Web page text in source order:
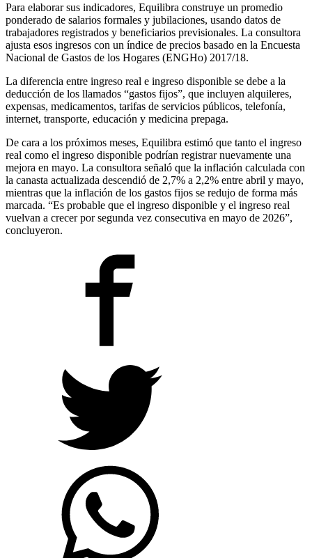
Para elaborar sus indicadores, Equilibra construye un promedio
ponderado de salarios formales y jubilaciones, usando datos de
trabajadores registrados y beneficiarios previsionales. La consultora
ajusta esos ingresos con un índice de precios basado en la Encuesta
Nacional de Gastos de los Hogares (ENGHo) 2017/18.
La diferencia entre ingreso real e ingreso disponible se debe a la
deducción de los llamados “gastos fijos”, que incluyen alquileres,
expensas, medicamentos, tarifas de servicios públicos, telefonía,
internet, transporte, educación y medicina prepaga.
De cara a los próximos meses, Equilibra estimó que tanto el ingreso
real como el ingreso disponible podrían registrar nuevamente una
mejora en mayo. La consultora señaló que la inflación calculada con
la canasta actualizada descendió de 2,7% a 2,2% entre abril y mayo,
mientras que la inflación de los gastos fijos se redujo de forma más
marcada. “Es probable que el ingreso disponible y el ingreso real
vuelvan a crecer por segunda vez consecutiva en mayo de 2026”,
concluyeron.